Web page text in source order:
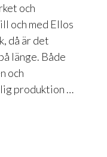
och
och med Ellos
då är det
länge. Både
och
produktion …